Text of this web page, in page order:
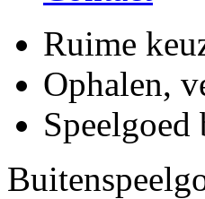
Ruime
Ophalen,